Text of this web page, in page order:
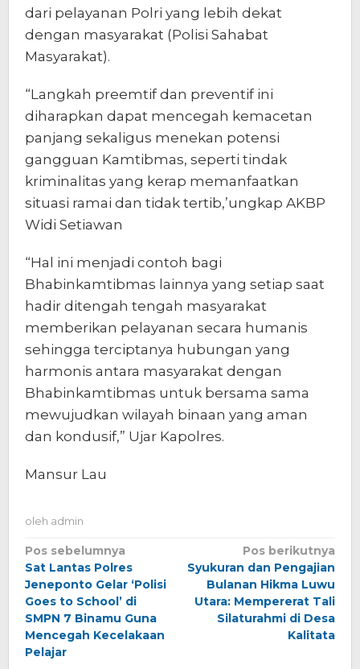
dari pelayanan Polri yang lebih dekat
dengan masyarakat (Polisi Sahabat
Masyarakat).
“Langkah preemtif dan preventif ini
diharapkan dapat mencegah kemacetan
panjang sekaligus menekan potensi
gangguan Kamtibmas, seperti tindak
kriminalitas yang kerap memanfaatkan
situasi ramai dan tidak tertib,’ungkap AKBP
Widi Setiawan
“Hal ini menjadi contoh bagi
Bhabinkamtibmas lainnya yang setiap saat
hadir ditengah tengah masyarakat
memberikan pelayanan secara humanis
sehingga terciptanya hubungan yang
harmonis antara masyarakat dengan
Bhabinkamtibmas untuk bersama sama
mewujudkan wilayah binaan yang aman
dan kondusif,” Ujar Kapolres.
Mansur Lau
oleh admin
Navigasi
pos
Pos sebelumnya
Sat Lantas Polres
Jeneponto Gelar ‘Polisi
Goes to School’ di
SMPN 7 Binamu Guna
Mencegah Kecelakaan
Pelajar
Pos berikutnya
Syukuran dan Pengajian
Bulanan Hikma Luwu
Utara: Mempererat Tali
Silaturahmi di Desa
Kalitata